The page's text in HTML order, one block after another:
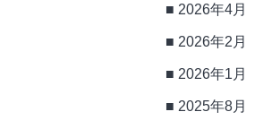
2026年4月
2026年2月
2026年1月
2025年8月